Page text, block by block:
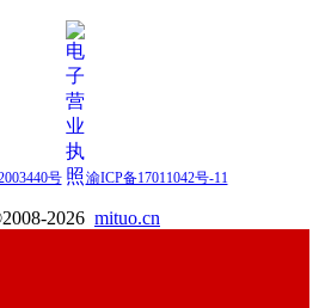
号 渝ICP备17011042号-11
2026 mituo.cn